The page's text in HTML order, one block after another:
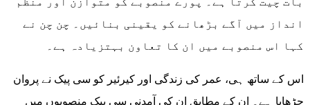
انداز میں آگے بڑھانے کو یقینی بنائیں۔ چن چن نے
کہا اس منصوبے میں ان کا تعاون بہتزیادہ ہے۔
اس کے ساتھ ہی، عمر کی زندگی اور کیرئیر کو سی پیک نے پروان
چڑھایا ہے۔ ان کے مطابق ان کی آمدنی سی پیک منصوبوں میں